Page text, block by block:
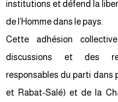
institutions et défend la
de l’Homme dans le pays.
Cette adhésion
discussions et des
responsables du parti dans
et Rabat-Salé) et de la